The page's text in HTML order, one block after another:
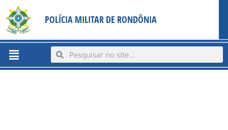
content
para
conteúdo
POLÍCIA MILITAR DE RONDÔNIA
Menu SearchSearch